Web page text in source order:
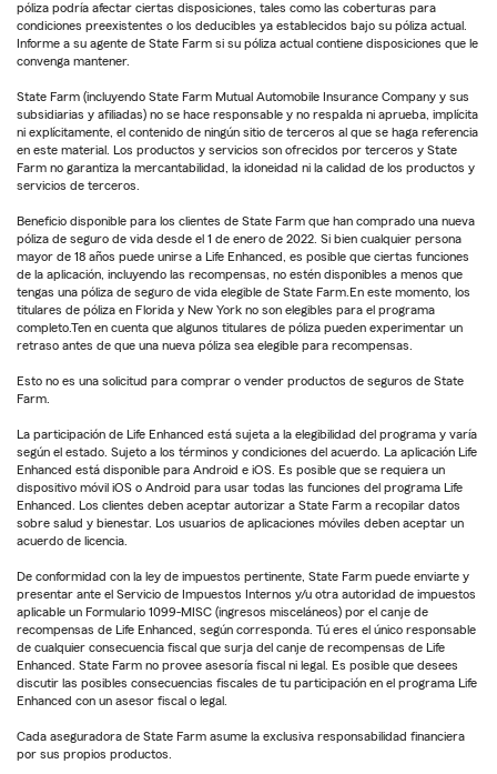
póliza podría afectar ciertas disposiciones, tales como las coberturas para
condiciones preexistentes o los deducibles ya establecidos bajo su póliza actual.
Informe a su agente de State Farm si su póliza actual contiene disposiciones que le
convenga mantener.
State Farm (incluyendo State Farm Mutual Automobile Insurance Company y sus
subsidiarias y afiliadas) no se hace responsable y no respalda ni aprueba, implícita
ni explícitamente, el contenido de ningún sitio de terceros al que se haga referencia
en este material. Los productos y servicios son ofrecidos por terceros y State
Farm no garantiza la mercantabilidad, la idoneidad ni la calidad de los productos y
servicios de terceros.
Beneficio disponible para los clientes de State Farm que han comprado una nueva
póliza de seguro de vida desde el 1 de enero de 2022. Si bien cualquier persona
mayor de 18 años puede unirse a Life Enhanced, es posible que ciertas funciones
de la aplicación, incluyendo las recompensas, no estén disponibles a menos que
tengas una póliza de seguro de vida elegible de State Farm.En este momento, los
titulares de póliza en Florida y New York no son elegibles para el programa
completo.Ten en cuenta que algunos titulares de póliza pueden experimentar un
retraso antes de que una nueva póliza sea elegible para recompensas.
Esto no es una solicitud para comprar o vender productos de seguros de State
Farm.
La participación de Life Enhanced está sujeta a la elegibilidad del programa y varía
según el estado. Sujeto a los términos y condiciones del acuerdo. La aplicación Life
Enhanced está disponible para Android e iOS. Es posible que se requiera un
dispositivo móvil iOS o Android para usar todas las funciones del programa Life
Enhanced. Los clientes deben aceptar autorizar a State Farm a recopilar datos
sobre salud y bienestar. Los usuarios de aplicaciones móviles deben aceptar un
acuerdo de licencia.
De conformidad con la ley de impuestos pertinente, State Farm puede enviarte y
presentar ante el Servicio de Impuestos Internos y/u otra autoridad de impuestos
aplicable un Formulario 1099-MISC (ingresos misceláneos) por el canje de
recompensas de Life Enhanced, según corresponda. Tú eres el único responsable
de cualquier consecuencia fiscal que surja del canje de recompensas de Life
Enhanced. State Farm no provee asesoría fiscal ni legal. Es posible que desees
discutir las posibles consecuencias fiscales de tu participación en el programa Life
Enhanced con un asesor fiscal o legal.
Cada aseguradora de State Farm asume la exclusiva responsabilidad financiera
por sus propios productos.